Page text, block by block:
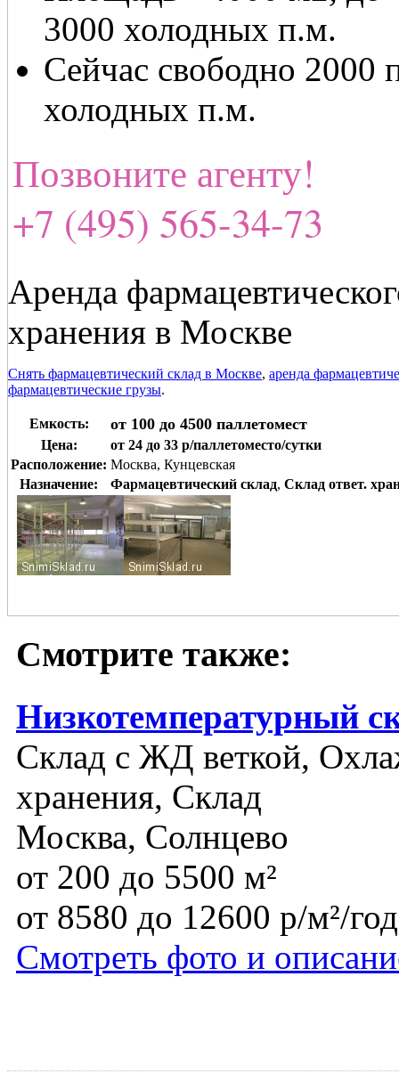
3000 холодных п.м.
Сейчас свободно 2000
холодных п.м.
Позвоните агенту!
+7 (495) 565-34-73
Аренда
хранения в Москве
Снять фармацевтический склад в Москве, аренда
фармацевтические грузы.
Емкость: от 100 до 4500 паллетомест
Цена:
от 24 до 33 р/паллетоместо/сутки
Расположение: Москва, Кунцевская
Назначение:
Фармацевтический склад, Склад ответ.
Смотрите также:
Низкотемпературный
Склад с ЖД веткой,
хранения, Склад
Москва, Солнцево
от 200 до 5500 м²
от 8580 до 12600 р/м²/год
Смотреть фото и